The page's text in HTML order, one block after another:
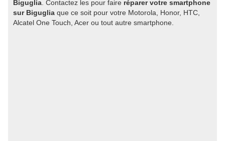
Biguglia . Contactez les pour faire réparer votre smartphone
sur Biguglia que ce soit pour votre Motorola, Honor, HTC,
Alcatel One Touch, Acer ou tout autre smartphone.